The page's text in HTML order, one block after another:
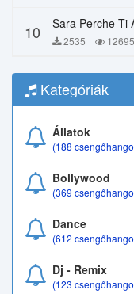
10 2535 12695
Kategóriák
Állatok
(188
Bollywood
(369
Dance
(612
Dj - Remix
(123